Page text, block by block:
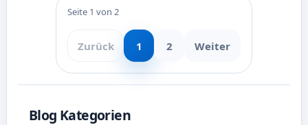
Blog Kategorien
Seite 1 von 2
Zurück 1 2 Weiter